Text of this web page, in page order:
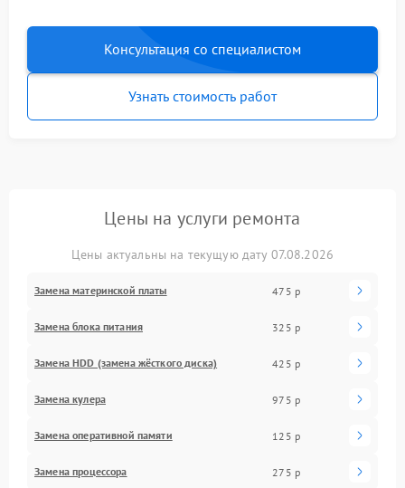
Консультация со специалистом
Узнать стоимость работ
Цены на услуги ремонта
Цены актуальны на текущую дату 07.08.2026
Замена материнской платы 475 р
Замена блока питания 325 р
Замена HDD (замена жёсткого диска) 425 р
Замена кулера 975 р
Замена оперативной памяти 125 р
Замена процессора 275 р